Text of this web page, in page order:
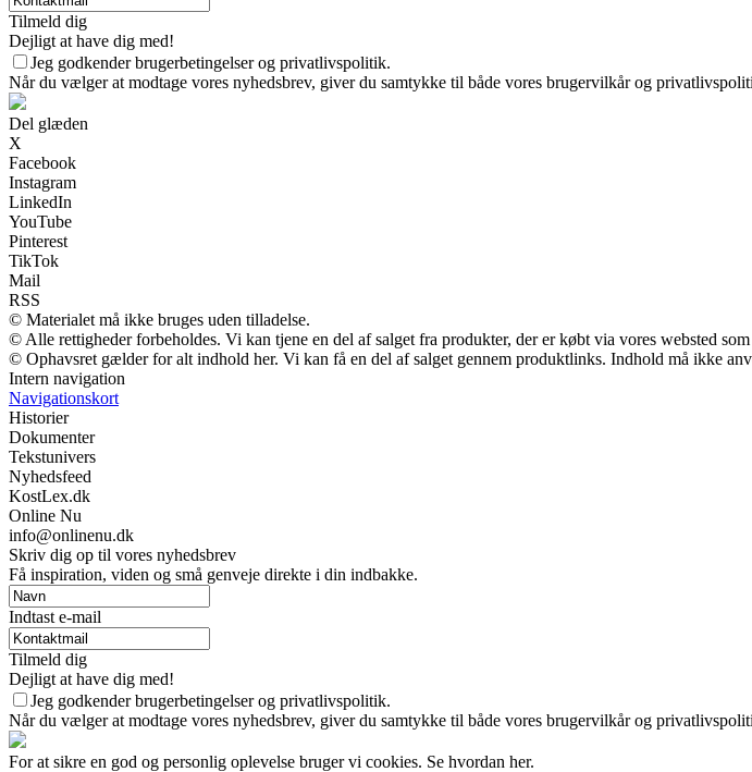
Tilmeld dig
Dejligt at have dig med!
Jeg godkender brugerbetingelser og privatlivspolitik.
Når du vælger at modtage vores nyhedsbrev, giver du samtykke til både vores brugervilkår og
Del glæden
X
Facebook
Instagram
LinkedIn
YouTube
Pinterest
TikTok
Mail
RSS
© Materialet må ikke bruges uden tilladelse.
© Alle rettigheder forbeholdes. Vi kan tjene en del af salget fra produkter, der er købt via vores websted
© Ophavsret gælder for alt indhold her. Vi kan få en del af salget gennem produktlinks. Indhold må ikke
Intern navigation
Navigationskort
Historier
Dokumenter
Tekstunivers
Nyhedsfeed
KostLex.dk
Online Nu
info@onlinenu.dk
Skriv dig op til vores nyhedsbrev
Få inspiration, viden og små genveje direkte i din indbakke.
Indtast e-mail
Tilmeld dig
Dejligt at have dig med!
Jeg godkender brugerbetingelser og privatlivspolitik.
Når du vælger at modtage vores nyhedsbrev, giver du samtykke til både vores brugervilkår og
For at sikre en god og personlig oplevelse bruger vi cookies. Se hvordan her.